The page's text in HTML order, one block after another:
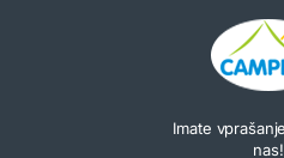
Imate
nas!